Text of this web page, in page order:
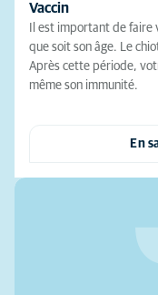
Vaccin
Il est important de faire
que soit son âge. Le
Après cette période,
même son immunité.
En